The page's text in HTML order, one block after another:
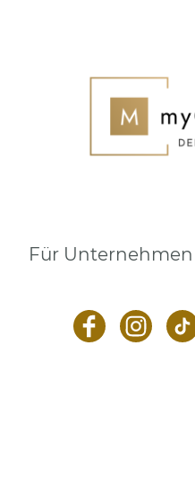
Für Unternehmen